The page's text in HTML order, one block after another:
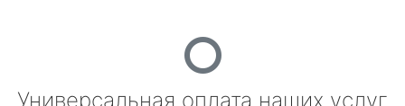
Универсальная оплата наших услуг